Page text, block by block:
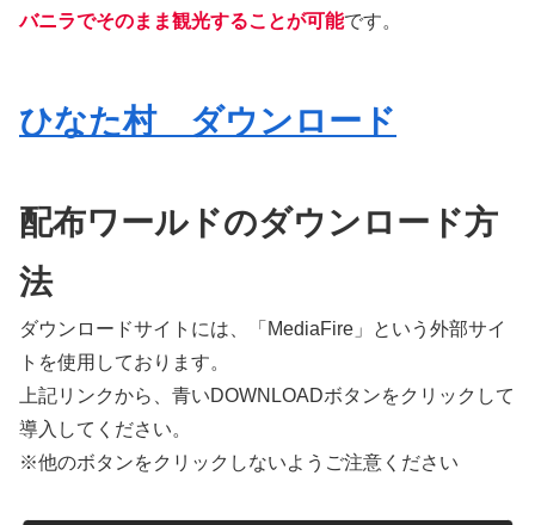
バニラでそのまま観光することが可能です。
ひなた村 ダウンロード
配布ワールドのダウンロード方
法
ダウンロードサイトには、「MediaFire」という外部サイ
トを使用しております。
上記リンクから、青いDOWNLOADボタンをクリックして
導入してください。
※他のボタンをクリックしないようご注意ください